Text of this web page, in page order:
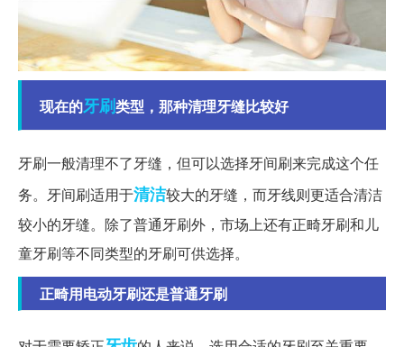
现在的牙刷类型，那种清理牙缝比较好
牙刷一般清理不了牙缝，但可以选择牙间刷来完成这个任
务。牙间刷适用于清洁较大的牙缝，而牙线则更适合清洁
较小的牙缝。除了普通牙刷外，市场上还有正畸牙刷和儿
童牙刷等不同类型的牙刷可供选择。
正畸用电动牙刷还是普通牙刷